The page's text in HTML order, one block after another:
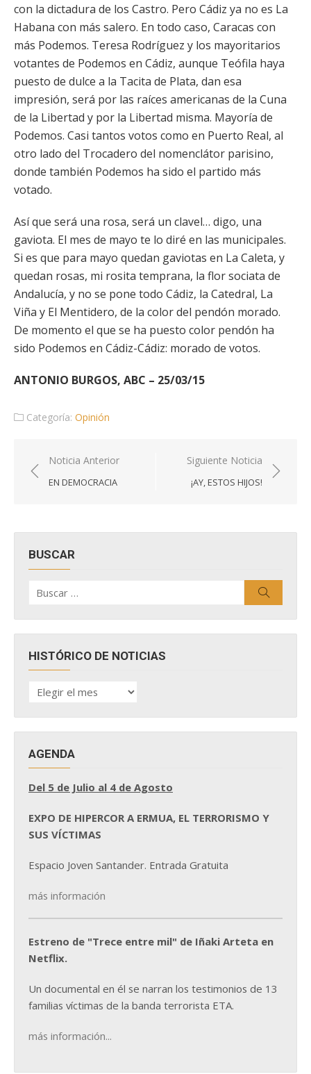
con la dictadura de los Castro. Pero Cádiz ya no es La
Habana con más salero. En todo caso, Caracas con
más Podemos. Teresa Rodríguez y los mayoritarios
votantes de Podemos en Cádiz, aunque Teófila haya
puesto de dulce a la Tacita de Plata, dan esa
impresión, será por las raíces americanas de la Cuna
de la Libertad y por la Libertad misma. Mayoría de
Podemos. Casi tantos votos como en Puerto Real, al
otro lado del Trocadero del nomenclátor parisino,
donde también Podemos ha sido el partido más
votado.
Así que será una rosa, será un clavel… digo, una
gaviota. El mes de mayo te lo diré en las municipales.
Si es que para mayo quedan gaviotas en La Caleta, y
quedan rosas, mi rosita temprana, la flor sociata de
Andalucía, y no se pone todo Cádiz, la Catedral, La
Viña y El Mentidero, de la color del pendón morado.
De momento el que se ha puesto color pendón ha
sido Podemos en Cádiz-Cádiz: morado de votos.
ANTONIO BURGOS, ABC – 25/03/15
Categoría: Opinión
Navegación
de
Noticia Anterior
EN DEMOCRACIA
Siguiente Noticia
¡AY, ESTOS HIJOS!
BUSCAR
por:
HISTÓRICO DE NOTICIAS
HISTÓRICO
DE
AGENDA
Del 5 de Julio al 4 de Agosto
EXPO DE HIPERCOR A ERMUA, EL TERRORISMO Y
SUS VÍCTIMAS
Espacio Joven Santander. Entrada Gratuita
más información
Estreno de "Trece entre mil" de Iñaki Arteta en
Netflix.
Un documental en él se narran los testimonios de 13
familias víctimas de la banda terrorista ETA.
más información...